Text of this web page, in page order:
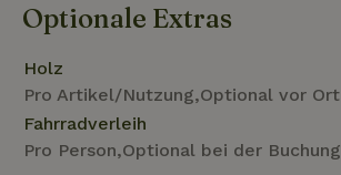
Optionale Extras
Holz
Pro Artikel/Nutzung,Optional vor Ort
Fahrradverleih
Pro Person,Optional bei der Buchung